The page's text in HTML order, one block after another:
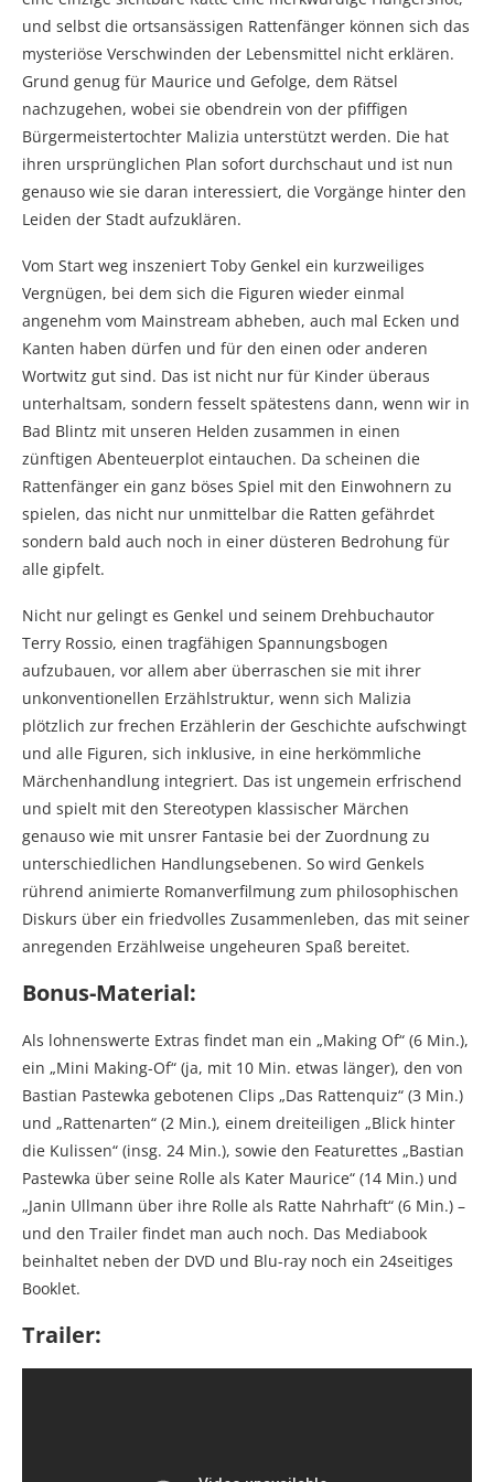
und selbst die ortsansässigen Rattenfänger können sich das
mysteriöse Verschwinden der Lebensmittel nicht erklären.
Grund genug für Maurice und Gefolge, dem Rätsel
nachzugehen, wobei sie obendrein von der pfiffigen
Bürgermeistertochter Malizia unterstützt werden. Die hat
ihren ursprünglichen Plan sofort durchschaut und ist nun
genauso wie sie daran interessiert, die Vorgänge hinter den
Leiden der Stadt aufzuklären.
Vom Start weg inszeniert Toby Genkel ein kurzweiliges
Vergnügen, bei dem sich die Figuren wieder einmal
angenehm vom Mainstream abheben, auch mal Ecken und
Kanten haben dürfen und für den einen oder anderen
Wortwitz gut sind. Das ist nicht nur für Kinder überaus
unterhaltsam, sondern fesselt spätestens dann, wenn wir in
Bad Blintz mit unseren Helden zusammen in einen
zünftigen Abenteuerplot eintauchen. Da scheinen die
Rattenfänger ein ganz böses Spiel mit den Einwohnern zu
spielen, das nicht nur unmittelbar die Ratten gefährdet
sondern bald auch noch in einer düsteren Bedrohung für
alle gipfelt.
Nicht nur gelingt es Genkel und seinem Drehbuchautor
Terry Rossio, einen tragfähigen Spannungsbogen
aufzubauen, vor allem aber überraschen sie mit ihrer
unkonventionellen Erzählstruktur, wenn sich Malizia
plötzlich zur frechen Erzählerin der Geschichte aufschwingt
und alle Figuren, sich inklusive, in eine herkömmliche
Märchenhandlung integriert. Das ist ungemein erfrischend
und spielt mit den Stereotypen klassischer Märchen
genauso wie mit unsrer Fantasie bei der Zuordnung zu
unterschiedlichen Handlungsebenen. So wird Genkels
rührend animierte Romanverfilmung zum philosophischen
Diskurs über ein friedvolles Zusammenleben, das mit seiner
anregenden Erzählweise ungeheuren Spaß bereitet.
Bonus-Material:
Als lohnenswerte Extras findet man ein „Making Of“ (6 Min.),
ein „Mini Making-Of“ (ja, mit 10 Min. etwas länger), den von
Bastian Pastewka gebotenen Clips „Das Rattenquiz“ (3 Min.)
und „Rattenarten“ (2 Min.), einem dreiteiligen „Blick hinter
die Kulissen“ (insg. 24 Min.), sowie den Featurettes „Bastian
Pastewka über seine Rolle als Kater Maurice“ (14 Min.) und
„Janin Ullmann über ihre Rolle als Ratte Nahrhaft“ (6 Min.) –
und den Trailer findet man auch noch. Das Mediabook
beinhaltet neben der DVD und Blu-ray noch ein 24seitiges
Booklet.
Trailer: